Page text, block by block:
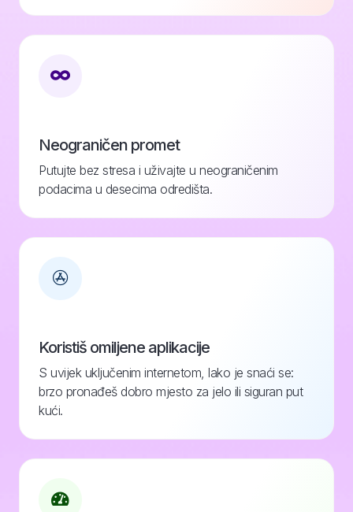
Neograničen promet
Putujte bez stresa i uživajte u neograničenim
podacima u desecima odredišta.
Koristiš omiljene aplikacije
S uvijek uključenim internetom, lako je snaći se:
brzo pronađeš dobro mjesto za jelo ili siguran put
kući.